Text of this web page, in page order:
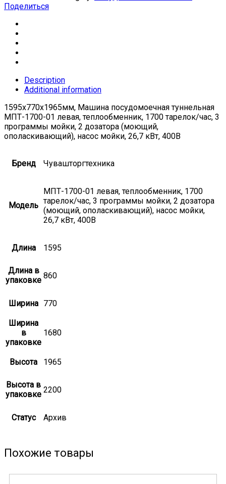
Поделиться
Description
Additional information
1595х770х1965мм, Машина посудомоечная туннельная
МПТ-1700-01 левая, теплообменник, 1700 тарелок/час, 3
программы мойки, 2 дозатора (моющий,
ополаскивающий), насос мойки, 26,7 кВт, 400В
Бренд Чувашторгтехника
Модель
МПТ-1700-01 левая, теплообменник, 1700
тарелок/час, 3 программы мойки, 2 дозатора
(моющий, ополаскивающий), насос мойки,
26,7 кВт, 400В
Длина 1595
Длина в
упаковке 860
Ширина 770
Ширина
в
упаковке
1680
Высота 1965
Высота в
упаковке 2200
Статус Архив
Похожие товары